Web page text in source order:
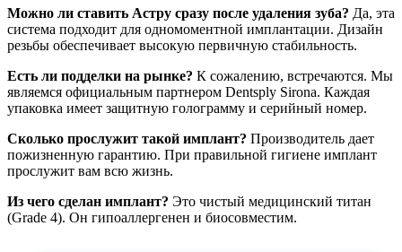
Можно ли ставить Астру сразу после удаления зуба? Да, эта
система подходит для одномоментной имплантации. Дизайн
резьбы обеспечивает высокую первичную стабильность.
Есть ли подделки на рынке? К сожалению, встречаются. Мы
являемся официальным партнером Dentsply Sirona. Каждая
упаковка имеет защитную голограмму и серийный номер.
Сколько прослужит такой имплант? Производитель дает
пожизненную гарантию. При правильной гигиене имплант
прослужит вам всю жизнь.
Из чего сделан имплант? Это чистый медицинский титан
(Grade 4). Он гипоаллергенен и биосовместим.